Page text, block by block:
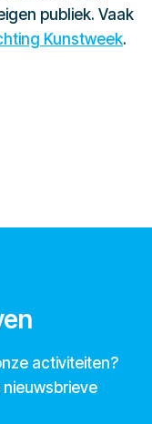
publiek. Vaak
Kunstweek.
activiteiten?